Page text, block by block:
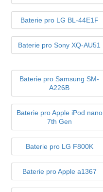
Baterie pro LG BL-44E1F
Baterie pro Sony XQ-AU51
Baterie pro Samsung SM-
A226B
Baterie pro Apple iPod nano
7th Gen
Baterie pro LG F800K
Baterie pro Apple a1367